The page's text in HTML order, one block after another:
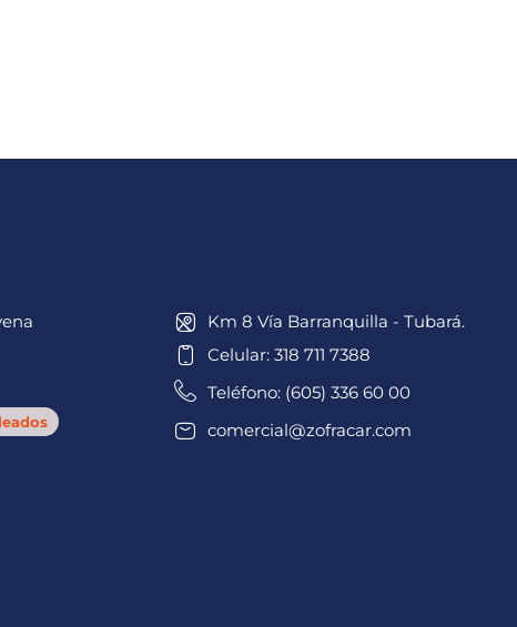
Km 8 Vía Barranquilla - Tubará.
Celular: 318 711 7388
Teléfono: (605) 336 60 00
comercial@zofracar.com